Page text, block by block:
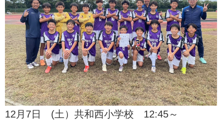
12月7日 (土）共和西小学校 12:45～